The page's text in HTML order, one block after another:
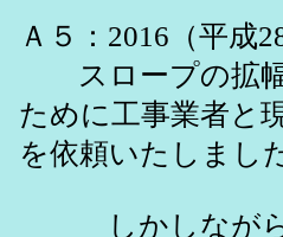
Ａ５：2016（平成
スロープの拡幅
ために工事業者
を依頼いたしまし
しかしながら現